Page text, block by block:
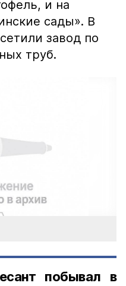
и на
сады». В
завод по
труб.
побывал в